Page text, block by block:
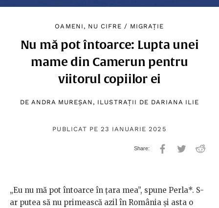
OAMENI, NU CIFRE / MIGRAȚIE
Nu mă pot întoarce: Lupta unei
mame din Camerun pentru
viitorul copiilor ei
DE ANDRA MUREȘAN , ILUSTRAȚII DE DARIANA ILIE
PUBLICAT PE 23 IANUARIE 2025
„Eu nu mă pot întoarce în țara mea”, spune Perla*. S-
ar putea să nu primească azil în România și asta o